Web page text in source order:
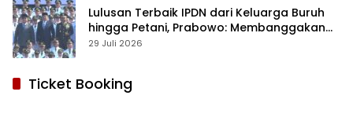
Lulusan Terbaik IPDN dari Keluarga Buruh
hingga Petani, Prabowo: Membanggakan
Hati Saya
29 Juli 2026
Ticket Booking